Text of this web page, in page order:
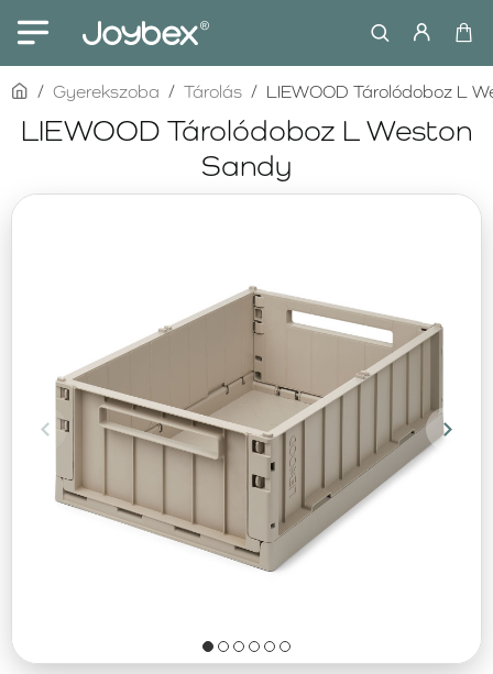
LIEWOOD Tárolódoboz L Weston
Sandy
homeGyerekszoba Tárolás LIEWOOD Tárolódoboz L